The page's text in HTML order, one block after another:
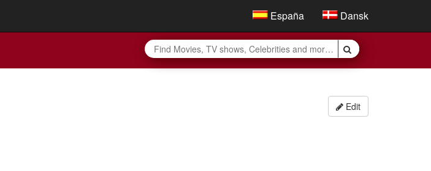
España Dansk
Edit